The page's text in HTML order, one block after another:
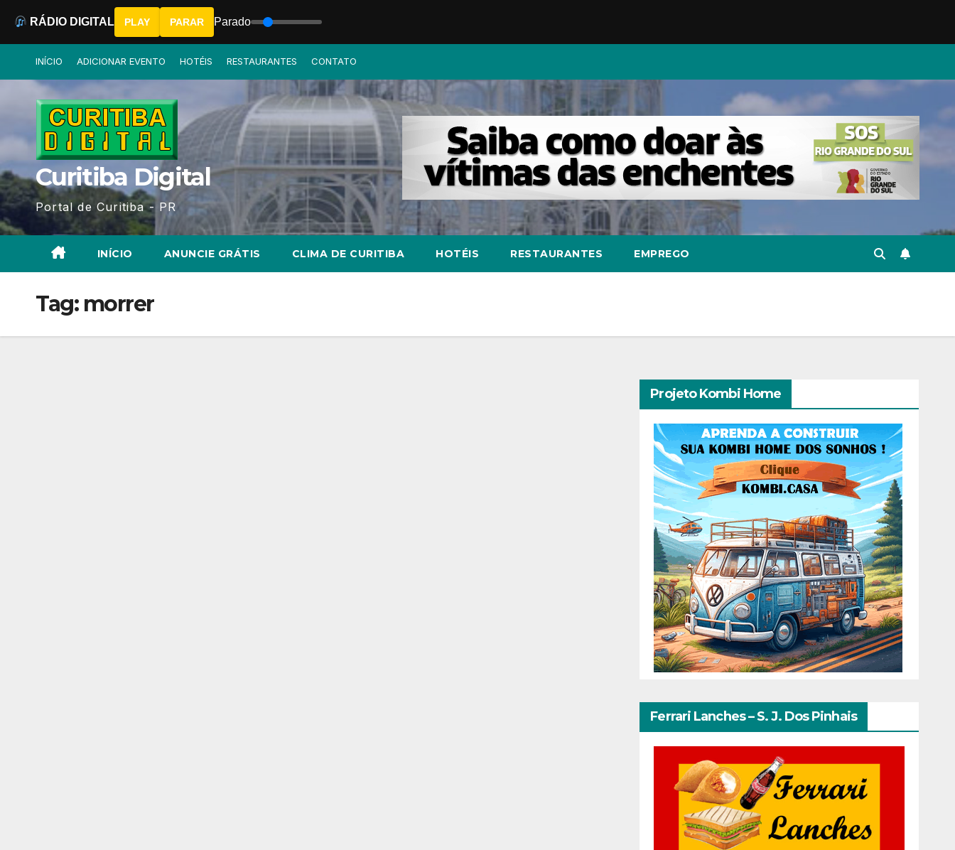
INÍCIO ADICIONAR EVENTO HOTÉIS RESTAURANTES CONTATO
Curitiba Digital
Portal de Curitiba - PR
INÍCIO ANUNCIE GRÁTIS CLIMA DE CURITIBA HOTÉIS RESTAURANTES EMPREGO
Tag: morrer
Projeto Kombi Home
Ferrari Lanches – S. J. Dos Pinhais
RÁDIO DIGITAL PLAY PARAR Parado